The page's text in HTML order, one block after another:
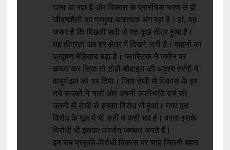
चला आ रहा है और विकास के प्रारंभिक चरण से ही
जीवनशैली का प्रमुख आवश्यक अंग रहा है। हां, यह
जरूर है कि पिछली सदी से यह कुछ तीव्र हुआ है।
यह तीव्रता अब हर क्षेत्र में दिखने लगी है। वाहनों का
प्रदूषण बेहिसाब बढ़ा है। प्लास्टिक ने जमीन पर
कब्जा कर लिया तो टीवी-मोबाइल की अदृश्य तरंगों ने
वायुमंडल को भर दिया। जिस तेजी से विकास के इन
नये रूपकों ने चारों ओर अपनी उपस्थिति दर्ज की
उतनी ही तेजी से इनका विरोध भी हुआ। मगर इस
विरोध के मूल में भी कहीं न कहीं भय है। वरना इसके
विरोधी भी इसका उपभोग जमकर करते हैं।
इन सब प्रकृति-विरोधी विकास पर चाहे जितनी बहस